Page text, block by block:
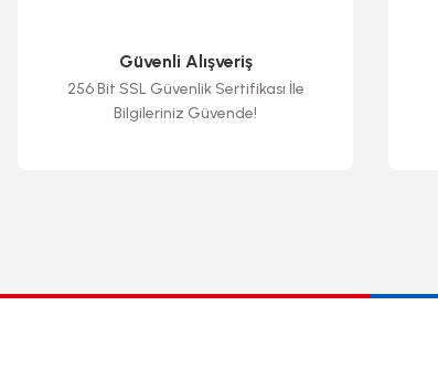
Bu ürüne benzer farklı alternatifler olmalı.
Güvenli Alışveriş
256 Bit SSL Güvenlik Sertifikası İle
Bilgileriniz Güvende!